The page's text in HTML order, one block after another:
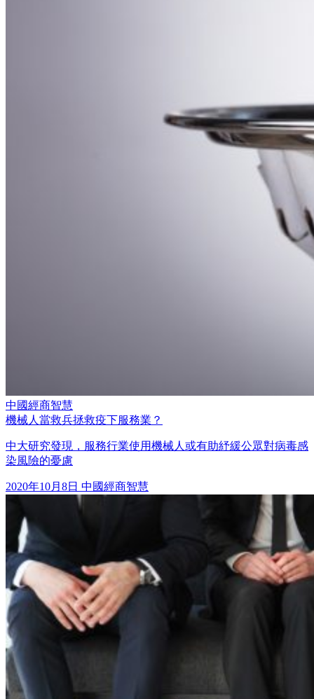
中國經商智慧
機械人當救兵拯救疫下服務業？
中大研究發現，服務行業使用機械人或有助紓緩公眾對病毒感
染風險的憂慮
2020年10月8日 中國經商智慧